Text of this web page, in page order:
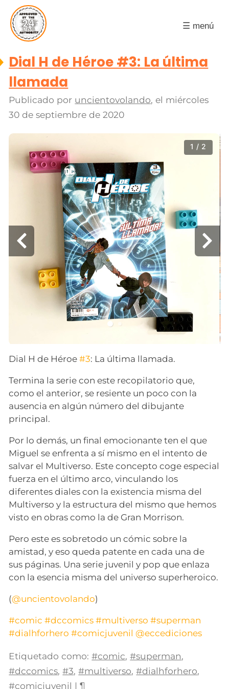
☰ menú
Dial H de Héroe #3: La última
llamada
Publicado por uncientovolando, el miércoles
30 de septiembre de 2020
1 / 2
Dial H de Héroe#3: La última llamada.
Termina la serie con este recopilatorio que,
como el anterior, se resiente un poco con la
ausencia en algún número del dibujante
principal.
Por lo demás, un final emocionante ten el que
Miguel se enfrenta a sí mismo en el intento de
salvar el Multiverso. Este concepto coge especial
fuerza en el último arco, vinculando los
diferentes diales con la existencia misma del
Multiverso y la estructura del mismo que hemos
visto en obras como la de Gran Morrison.
Pero este es sobretodo un cómic sobre la
amistad, y eso queda patente en cada una de
sus páginas. Una serie juvenil y pop que enlaza
con la esencia misma del universo superheroico.
(@uncientovolando)
#comic #dccomics #multiverso #superman
#dialhforhero #comicjuvenil @eccediciones
Etiquetado como: #comic,#superman,
#dccomics,#3,#multiverso,#dialhforhero,
#comicjuvenil |¶